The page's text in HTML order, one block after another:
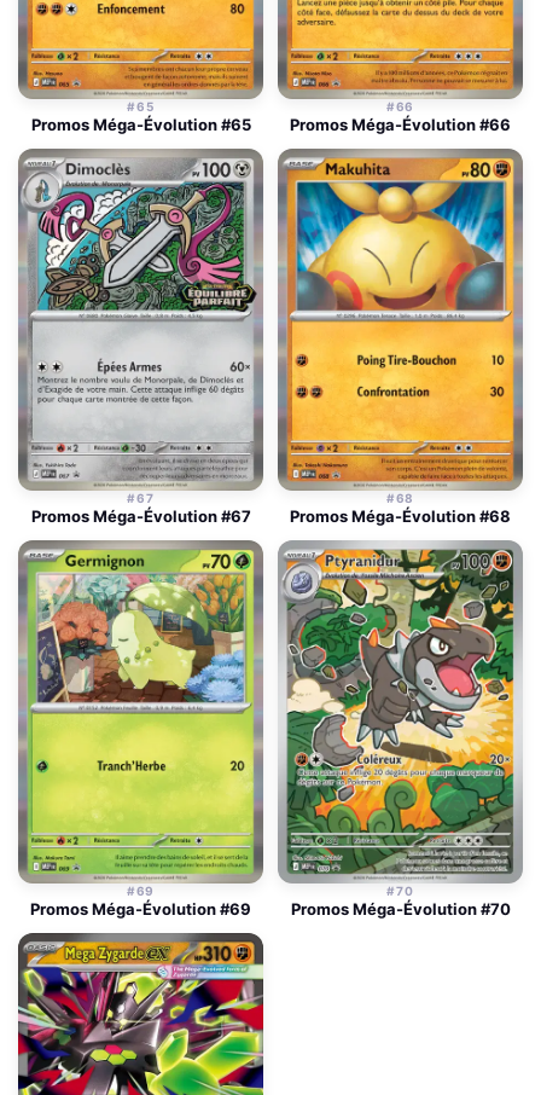
#65
Promos Méga-Évolution #65
#66
Promos Méga-Évolution #66
#67
Promos Méga-Évolution #67
#68
Promos Méga-Évolution #68
#69
Promos Méga-Évolution #69
#70
Promos Méga-Évolution #70